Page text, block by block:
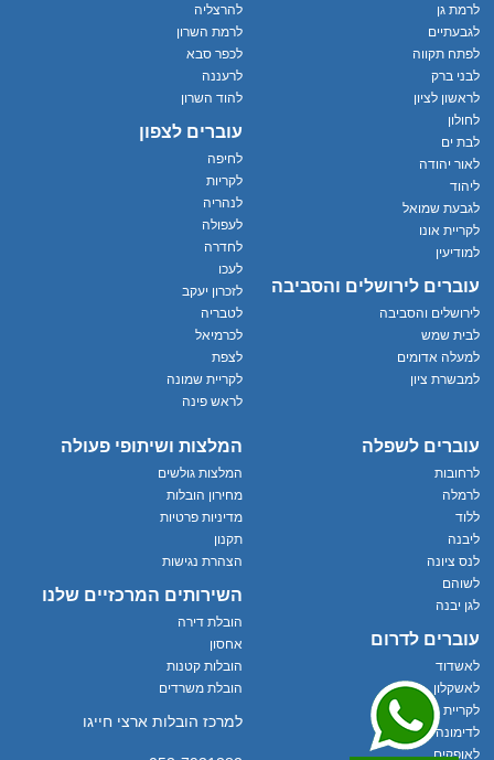
לרמת גן
לגבעתיים
לפתח תקווה
לבני ברק
לראשון לציון
לחולון
לבת ים
לאור יהודה
ליהוד
לגבעת שמואל
לקריית אונו
למודיעין
עוברים לירושלים והסביבה
לירושלים והסביבה
לבית שמש
למעלה אדומים
למבשרת ציון
להרצליה
לרמת השרון
לכפר סבא
לרעננה
להוד השרון
עוברים לצפון
לחיפה
לקריות
לנהריה
לעפולה
לחדרה
לעכו
לזכרון יעקב
לטבריה
לכרמיאל
לצפת
לקריית שמונה
לראש פינה
עוברים לשפלה
לרחובות
לרמלה
ללוד
ליבנה
לנס ציונה
לשוהם
לגן יבנה
עוברים לדרום
לאשדוד
לאשקלון
לקריית גת
לדימונה
לאופקים
המלצות ושיתופי פעולה
המלצות גולשים
מחירון הובלות
מדיניות פרטיות
תקנון
הצהרת נגישות
השירותים המרכזיים שלנו
הובלת דירה
אחסון
הובלות קטנות
הובלת משרדים
למרכז הובלות ארצי חייגו